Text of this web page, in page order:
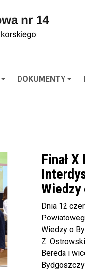
DOKUMENTY
Finał
Wiedzy
Dnia 12
Wiedzy o
Z.
Bereda i